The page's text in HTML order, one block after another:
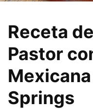
Receta
Pastor
Springs